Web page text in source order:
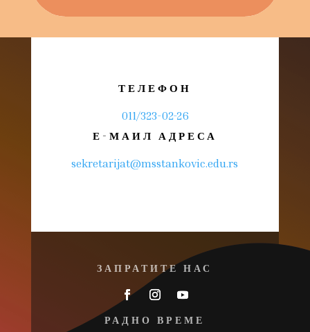
ТЕЛЕФОН
011/323-02-26
Е-МАИЛ АДРЕСА
sekretarijat@msstankovic.edu.rs
ЗАПРАТИТЕ НАС
РАДНО ВРЕМЕ